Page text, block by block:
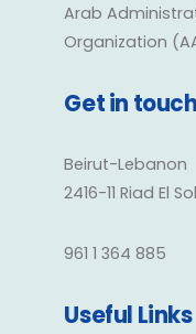
Arab
Organization
Get in touch
Beirut-Lebanon
2416-11 Riad El
961 1 364 885
Useful Links